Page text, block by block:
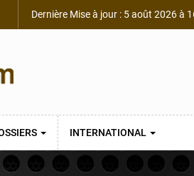
Dernière Mise à jour : 5 août 2026 à
INTERNATIONAL